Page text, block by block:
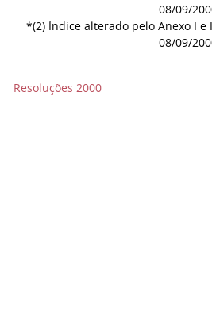
08/09/
*(2) Índice alterado pelo Anexo I e
08/09/
Resoluções 2000